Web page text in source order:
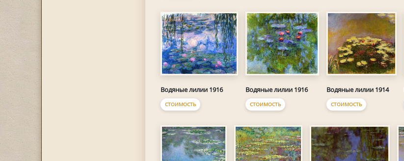
Водяные лилии 1916
СТОИМОСТЬ
Водяные лилии 1916
СТОИМОСТЬ
Водяные лилии 1914
СТОИМОСТЬ